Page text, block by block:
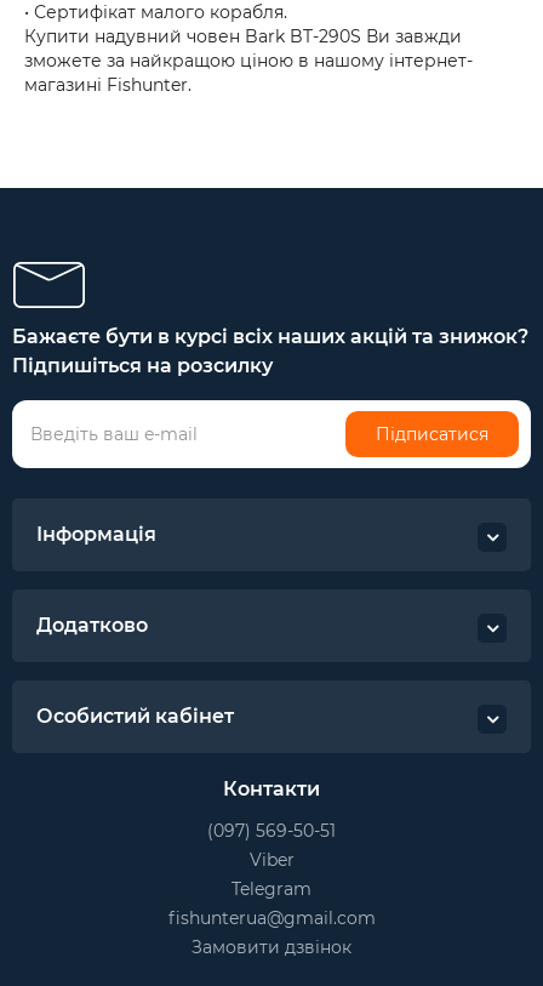
• Сертифікат малого корабля.
Купити надувний човен Bark BT-290S Ви завжди
зможете за найкращою ціною в нашому інтернет-
магазині Fishunter.
Бажаєте бути в курсі всіх наших акцій та знижок?
Підпишіться на розсилку
Підписатися
Інформація
Додатково
Особистий кабінет
Контакти
(097) 569-50-51
Viber
Telegram
fishunterua@gmail.com
Замовити дзвінок